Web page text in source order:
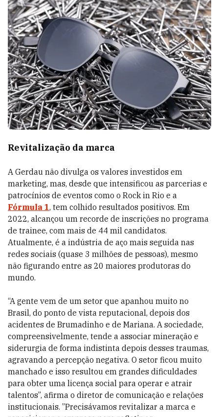
Revitalização da marca
A Gerdau não divulga os valores investidos em
marketing, mas, desde que intensificou as parcerias e
patrocínios de eventos como o Rock in Rio e a
Fórmula 1, tem colhido resultados positivos. Em
2022, alcançou um recorde de inscrições no programa
de trainee, com mais de 44 mil candidatos.
Atualmente, é a indústria de aço mais seguida nas
redes sociais (quase 3 milhões de pessoas), mesmo
não figurando entre as 20 maiores produtoras do
mundo.
“A gente vem de um setor que apanhou muito no
Brasil, do ponto de vista reputacional, depois dos
acidentes de Brumadinho e de Mariana. A sociedade,
compreensivelmente, tende a associar mineração e
siderurgia de forma indistinta depois desses traumas,
agravando a percepção negativa. O setor ficou muito
manchado e isso resultou em grandes dificuldades
para obter uma licença social para operar e atrair
talentos”, afirma o diretor de comunicação e relações
institucionais. ”Precisávamos revitalizar a marca e